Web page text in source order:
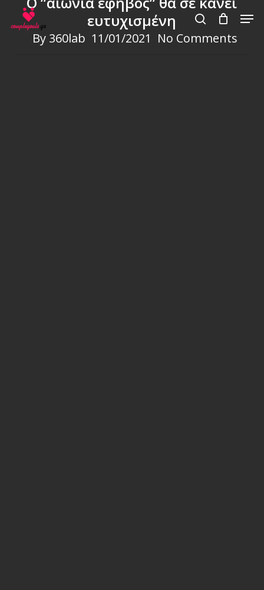
search
ευτυχισμένη
By 360lab 11/01/2021 No Comments